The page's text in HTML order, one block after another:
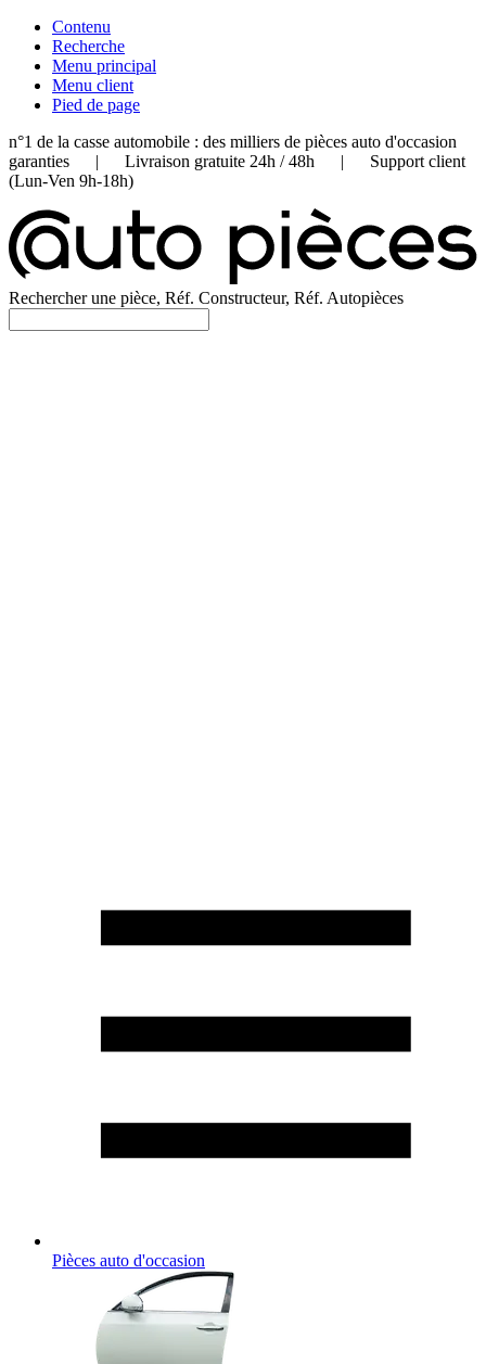
Contenu
Recherche
Menu principal
Menu client
Pied de page
n°1 de la casse automobile : des milliers de pièces auto d'occasion
garanties | Livraison gratuite 24h / 48h | Support client
(Lun-Ven 9h-18h)
Rechercher une pièce, Réf. Constructeur, Réf. Autopièces
Pièces auto d'occasion